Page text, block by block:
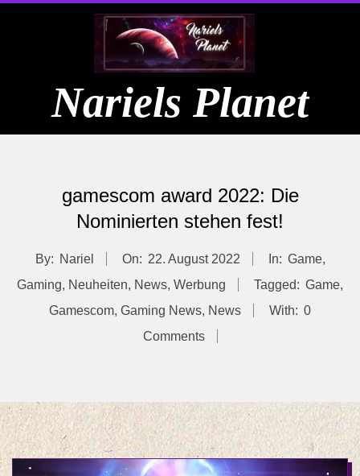
Nariels Planet
gamescom award 2022: Die
Nominierten stehen fest!
By: Nariel On: 22. August 2022 In: Game,
Gaming, Neuheiten, News, Werbung Tagged: Game,
Gamescom, Gaming News, News With: 0
Comments